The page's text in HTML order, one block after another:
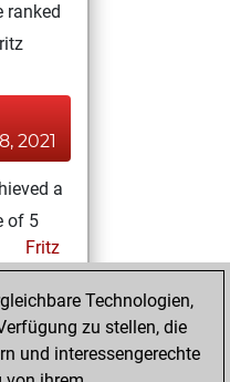
ranked
2021
a
of 5
Fritz
Technologien,
zu stellen, die
und interessengerechte